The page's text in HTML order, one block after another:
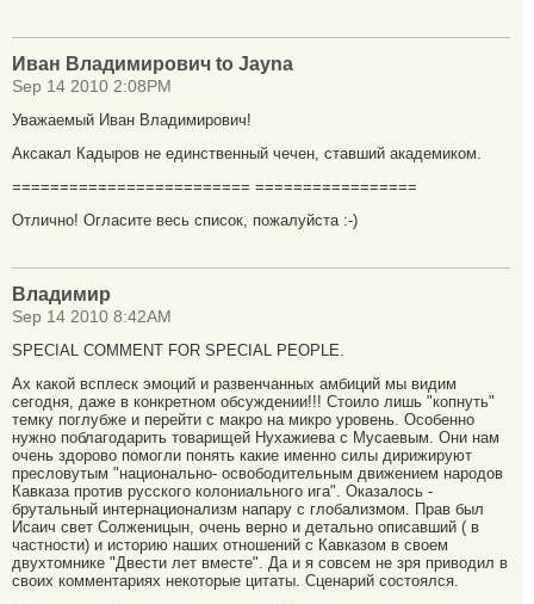
Иван Владимирович to Jayna
Sep 14 2010 2:08PM
Уважаемый Иван Владимирович!
Аксакал Кадыров не единственный чечен, ставший академиком.
========================= =================
Отлично! Огласите весь список, пожалуйста :-)
Владимир
Sep 14 2010 8:42AM
SPECIAL COMMENT FOR SPECIAL PEOPLE.
Ах какой всплеск эмоций и развенчанных амбиций мы видим
сегодня, даже в конкретном обсуждении!!! Стоило лишь "копнуть"
темку поглубже и перейти с макро на микро уровень. Особенно
нужно поблагодарить товарищей Нухажиева с Мусаевым. Они нам
очень здорово помогли понять какие именно силы дирижируют
пресловутым "национально- освободительным движением народов
Кавказа против русского колониального ига". Оказалось -
брутальный интернационализм напару с глобализмом. Прав был
Исаич свет Солженицын, очень верно и детально описавший ( в
частности) и историю наших отношений с Кавказом в своем
двухтомнике "Двести лет вместе". Да и я совсем не зря приводил в
своих комментариях некоторые цитаты. Сценарий состоялся.